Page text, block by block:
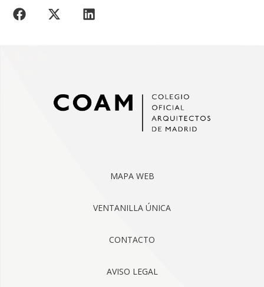
MAPA WEB
VENTANILLA ÚNICA
CONTACTO
AVISO LEGAL